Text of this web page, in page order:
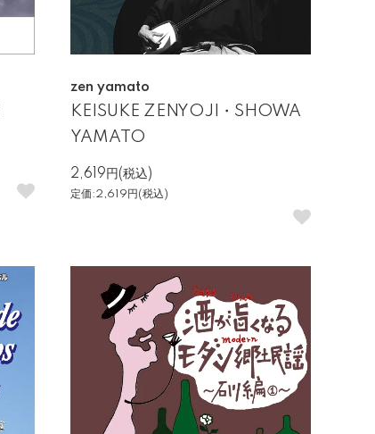
zen yamato
KEISUKE ZENYOJI・SHOWA
YAMATO
2,619円(税込)
定価:2,619円(税込)